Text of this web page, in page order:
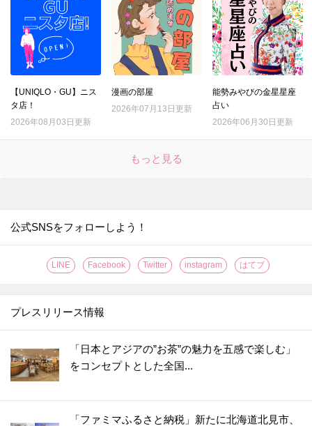
【UNIQLO・GU】ニス
タ店！
2026年08月03日更新
漫画の部屋
2026年07月13日更新
能勢みやびの金星星座
占い
2026年06月30日更新
もっと見る
公式SNSをフォローしよう！
LINE Facebook Twitter instagram はてブ
プレスリリース情報
「日本とアジアの”お茶”の魅力を五感で楽しむ」
をコンセプトとした全国...
「ファミマふるさと納税」新たに北海道北見市、